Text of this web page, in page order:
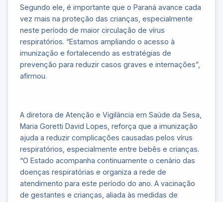
Segundo ele, é importante que o Paraná avance cada
vez mais na proteção das crianças, especialmente
neste período de maior circulação de vírus
respiratórios. “Estamos ampliando o acesso à
imunização e fortalecendo as estratégias de
prevenção para reduzir casos graves e internações”,
afirmou.
A diretora de Atenção e Vigilância em Saúde da Sesa,
Maria Goretti David Lopes, reforça que a imunização
ajuda a reduzir complicações causadas pelos vírus
respiratórios, especialmente entre bebês e crianças.
“O Estado acompanha continuamente o cenário das
doenças respiratórias e organiza a rede de
atendimento para este período do ano. A vacinação
de gestantes e crianças, aliada às medidas de